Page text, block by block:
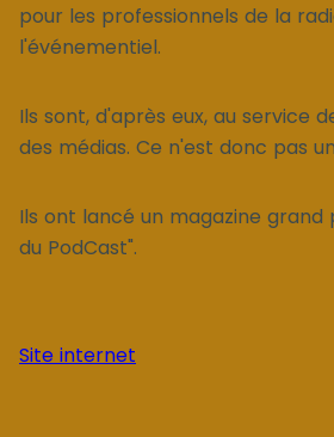
pour les professionnels de la
l'événementiel.
Ils sont, d'après eux, au service
des médias. Ce n'est donc pas
Ils ont lancé un magazine grand
du PodCast".
Site internet